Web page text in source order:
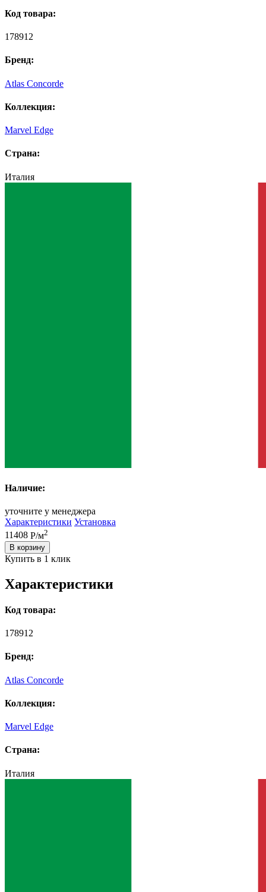
Код товара:
178912
Бренд:
Atlas Concorde
Коллекция:
Marvel Edge
Страна:
Италия
Наличие:
уточните у менеджера
Характеристики Установка
11408 Р/м2
В корзину
Купить в 1 клик
Характеристики
Код товара:
178912
Бренд:
Atlas Concorde
Коллекция:
Marvel Edge
Страна:
Италия